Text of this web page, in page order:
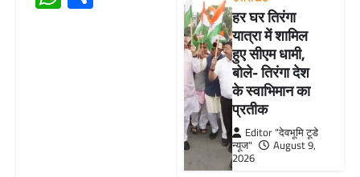
हर घर तिरंगा
यात्रा में शामिल
हुए सीएम धामी,
बोले- तिरंगा देश
के स्वाभिमान का
प्रतीक
Editor "देवभूमि टूडे
न्यूज"
August 9,
2026